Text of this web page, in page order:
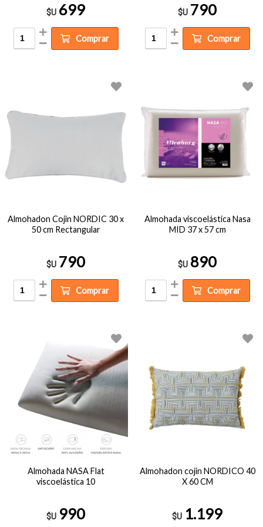
$U 699
Comprar
$U 790
Comprar
Almohadon Cojin NORDIC 30 x
50 cm Rectangular
$U 790
Comprar
Almohada viscoelástica Nasa
MID 37 x 57 cm
$U 890
Comprar
Almohada NASA Flat
viscoelástica 10
$U 990
Almohadon cojin NORDICO 40
X 60 CM
$U 1.199